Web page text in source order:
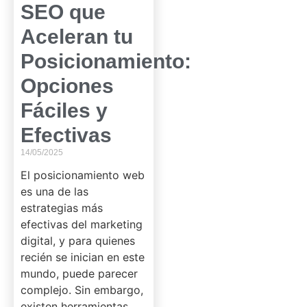
SEO que
Aceleran tu
Posicionamiento:
Opciones
Fáciles y
Efectivas
14/05/2025
El posicionamiento web
es una de las
estrategias más
efectivas del marketing
digital, y para quienes
recién se inician en este
mundo, puede parecer
complejo. Sin embargo,